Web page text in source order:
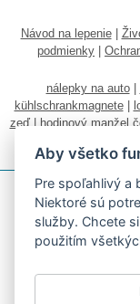
Návod na lepenie|
podmienky
nálepky na auto|
kühlschrankmagnete|
zeď| hodinový manžel
Aby všetko
Pre spoľahlivý a
Niektoré sú
služby. Chcete
použitím